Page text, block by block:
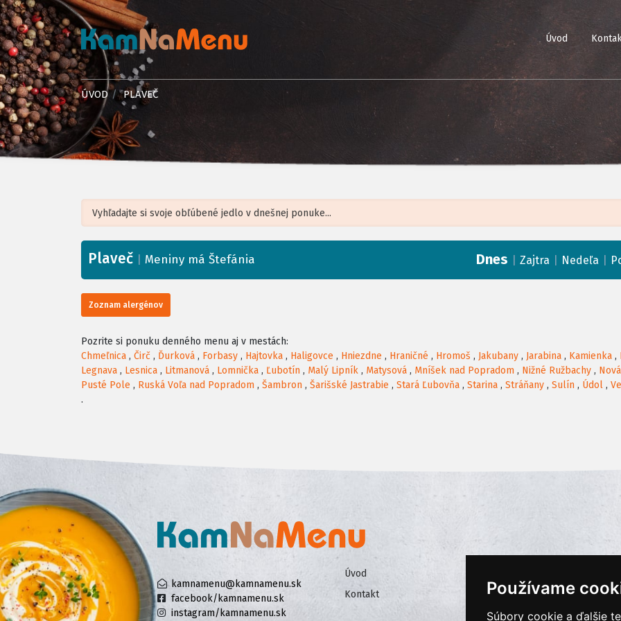
Používame
Súbory cookie a ďalšie
Úvod
ÚVOD PLAVEČ
+
−
Plaveč Meniny má Štefánia Dnes Zajtra Nedeľa
Zoznam alergénov
Pozrite si ponuku denného menu aj v mestách:
Chmeľnica , Čirč , Ďurková , Forbasy , Hajtovka , Haligovce , Hniezdne , Hraničné , Hromoš , Jakubany , Jarabina , Kamienka ,
Legnava , Lesnica , Litmanová , Lomnička , Ľubotín , Malý Lipník , Matysová , Mníšek nad Popradom , Nižné Ružbachy ,
Pusté Pole , Ruská Voľa nad Popradom , Šambron , Šarišské Jastrabie , Stará Ľubovňa , Starina , Stráňany , Sulín , Údol ,
.
kamnamenu@kamnamenu.sk
facebook/kamnamenu.sk
instagram/kamnamenu.sk
Úvod
Kontakt
Ochrana osobných údajov
Cookies